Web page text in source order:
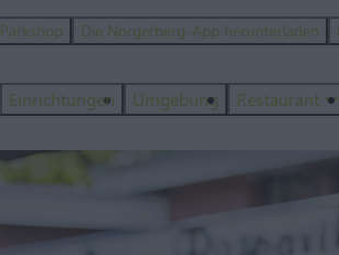
Parkshop Die Norgerberg-App herunterladen
Einrichtungen Umgebung Restaurant